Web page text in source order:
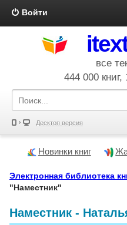
Войти
все
444 000
Десктоп версия
Новинки книг
Электронная библиотека
"Наместник"
Наместник -